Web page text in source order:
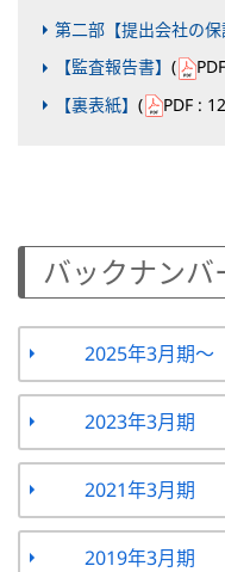
第二部【提出会社の保
【監査報告書】 ( PDF
【裏表紙】 ( PDF :
バックナンバ
2025年3月期～
2023年3月期
2021年3月期
2019年3月期